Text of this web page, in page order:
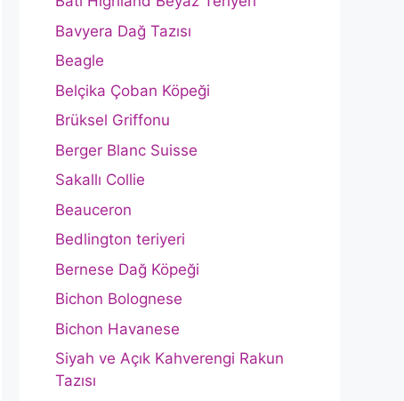
Bavyera Dağ Tazısı
Beagle
Belçika Çoban Köpeği
Brüksel Griffonu
Berger Blanc Suisse
Sakallı Collie
Beauceron
Bedlington teriyeri
Bernese Dağ Köpeği
Bichon Bolognese
Bichon Havanese
Siyah ve Açık Kahverengi Rakun
Tazısı